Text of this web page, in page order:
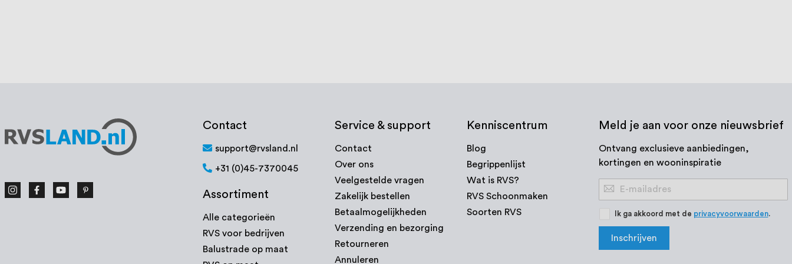
Contact
support@rvsland.nl
+31 (0)45-7370045
Assortiment
Alle categorieën
RVS voor bedrijven
Balustrade op maat
Service & support
Contact
Over ons
Veelgestelde vragen
Zakelijk bestellen
Betaalmogelijkheden
Verzending en bezorging
Retourneren
Annuleren
Kenniscentrum
Blog
Begrippenlijst
Wat is RVS?
RVS Schoonmaken
Soorten RVS
Meld je aan voor onze nieuwsbrief
Ontvang exclusieve aanbiedingen,
kortingen en wooninspiratie
Abonneer
u
onze
nieuwsbrief
Ik ga akkoord met de privacyvoorwaarden.
Inschrijven